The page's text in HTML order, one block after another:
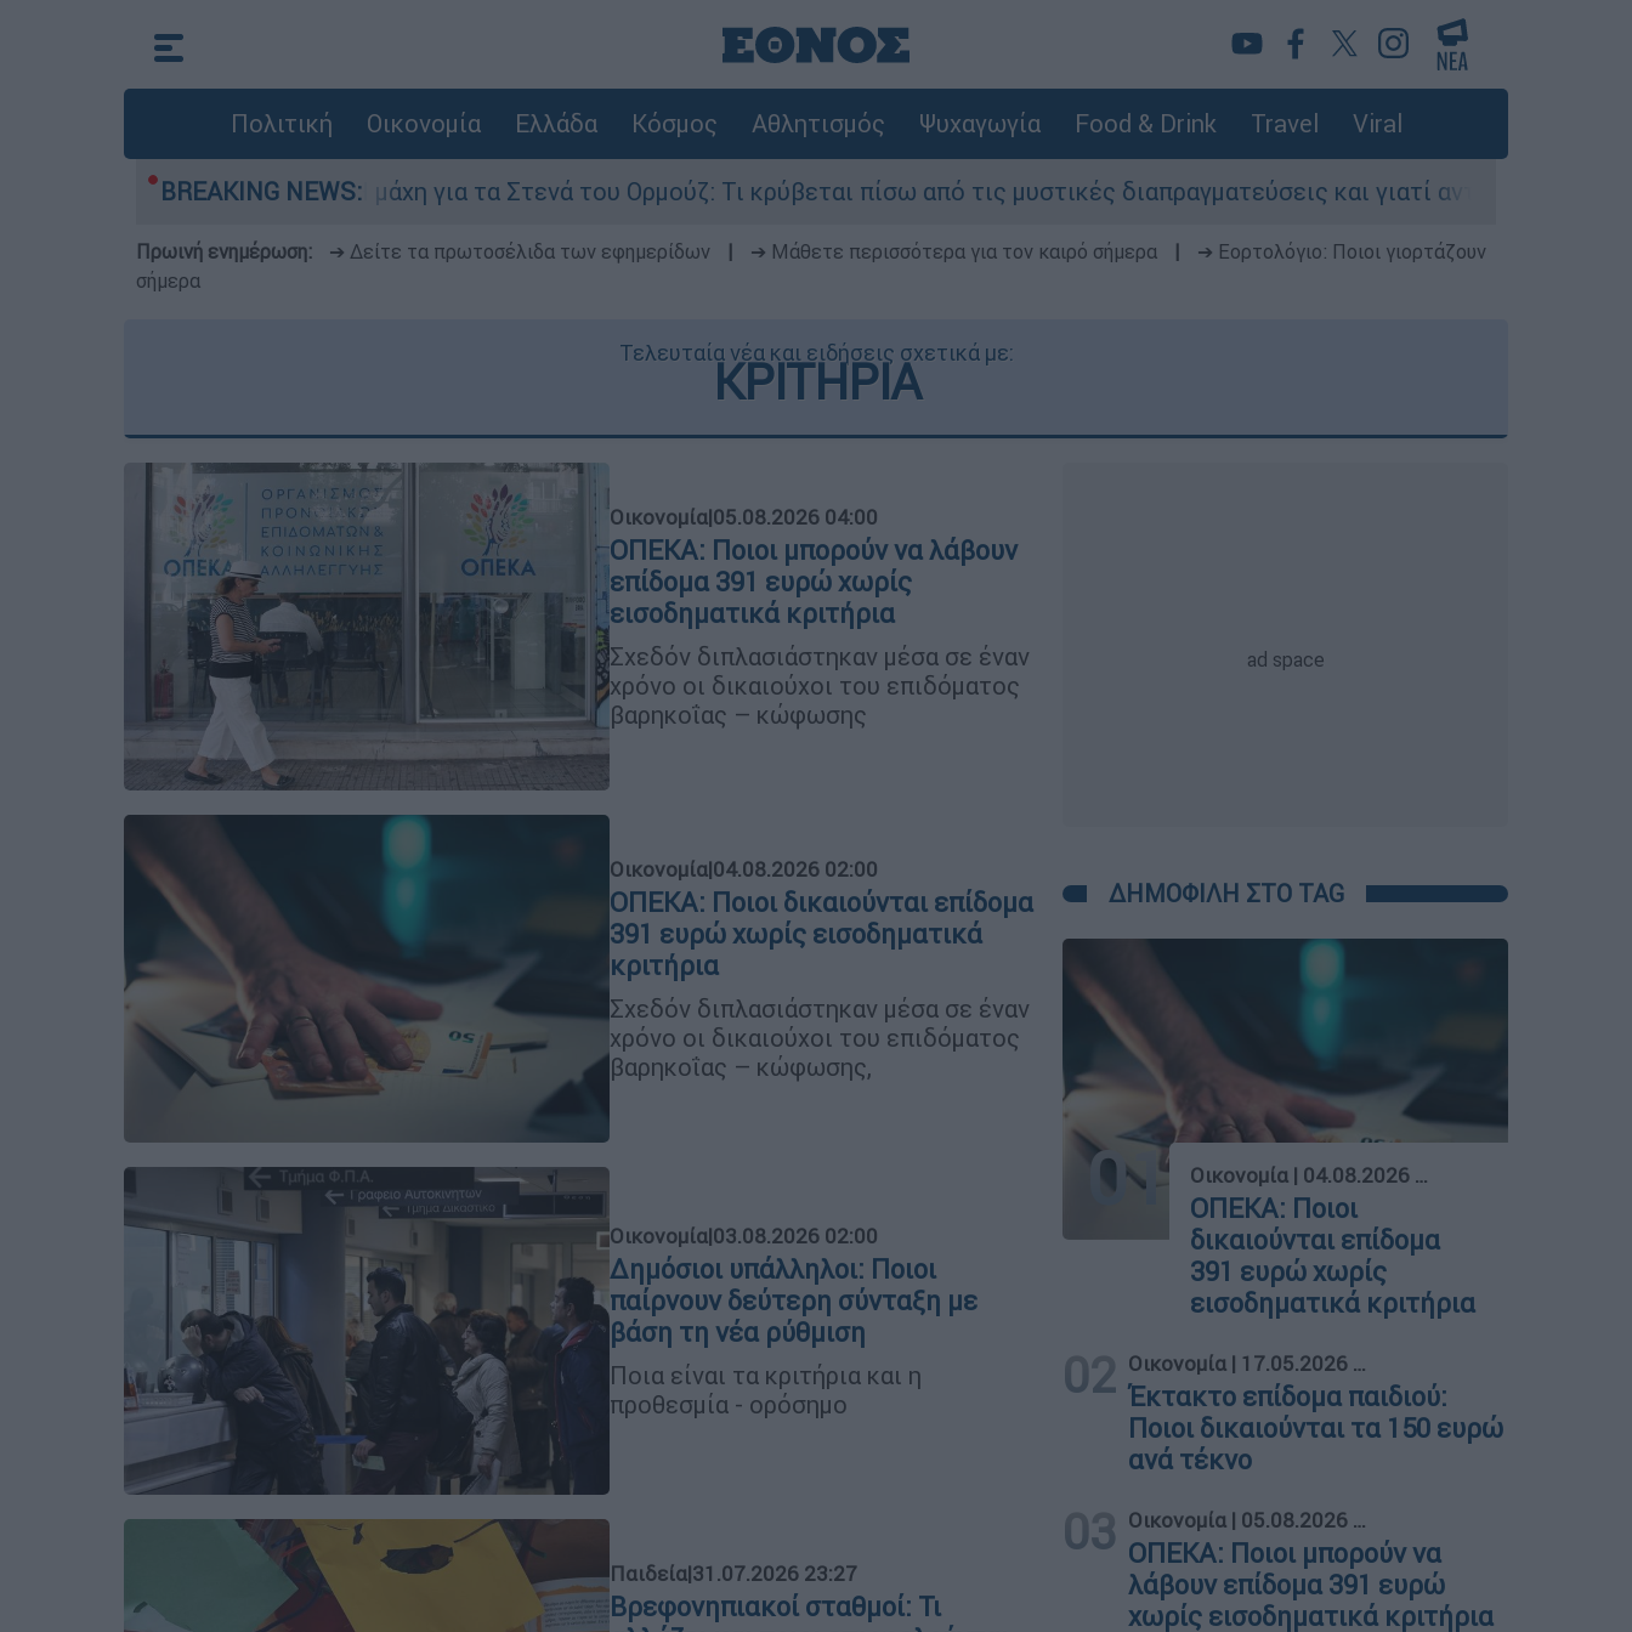
Πολιτική Οικονομία Ελλάδα Κόσμος Αθλητισμός Ψυχαγωγία Food & Drink Travel Viral
BREAKING NEWS:
Η μάχη για τα Στενά του Ορμούζ: Τι κρύβεται πίσω από τις μυστικές διαπραγματεύσεις και γιατί αντιδρούν οι ΗΠΑ
Πρωινή ενημέρωση: ➔ Δείτε τα πρωτοσέλιδα των εφημερίδων ➔ Μάθετε περισσότερα για τον καιρό σήμερα
➔ Εορτολόγιο: Ποιοι γιορτάζουν
σήμερα
Τελευταία νέα και ειδήσεις σχετικά με:
ΚΡΙΤΗΡΙΑ
Οικονομία|05.08.2026 04:00
ΟΠΕΚΑ: Ποιοι μπορούν να λάβουν
επίδομα 391 ευρώ χωρίς
εισοδηματικά κριτήρια
Σχεδόν διπλασιάστηκαν μέσα σε έναν
χρόνο οι δικαιούχοι του επιδόματος
βαρηκοΐας – κώφωσης
Οικονομία|04.08.2026 02:00
ΟΠΕΚΑ: Ποιοι δικαιούνται επίδομα
391 ευρώ χωρίς εισοδηματικά
κριτήρια
Σχεδόν διπλασιάστηκαν μέσα σε έναν
χρόνο οι δικαιούχοι του επιδόματος
βαρηκοΐας – κώφωσης,
Οικονομία|03.08.2026 02:00
Δημόσιοι υπάλληλοι: Ποιοι
παίρνουν δεύτερη σύνταξη με
βάση τη νέα ρύθμιση
Ποια είναι τα κριτήρια και η
προθεσμία - ορόσημο
Παιδεία|31.07.2026 23:27
Βρεφονηπιακοί σταθμοί: Τι
ΔΗΜΟΦΙΛΗ ΣΤΟ TAG
01 Οικονομία | 04.08.2026 02:00
ΟΠΕΚΑ: Ποιοι
δικαιούνται επίδομα
391 ευρώ χωρίς
εισοδηματικά κριτήρια
02 Οικονομία | 17.05.2026 16:32
Έκτακτο επίδομα παιδιού:
Ποιοι δικαιούνται τα 150 ευρώ
ανά τέκνο
03 Οικονομία | 05.08.2026 04:00
ΟΠΕΚΑ: Ποιοι μπορούν να
λάβουν επίδομα 391 ευρώ
χωρίς εισοδηματικά κριτήρια